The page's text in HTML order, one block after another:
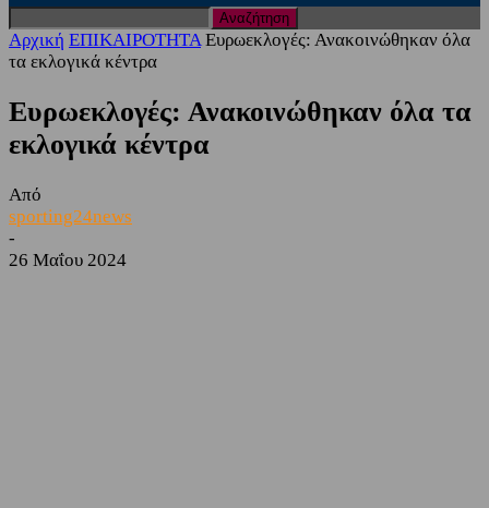
Αρχική ΕΠΙΚΑΙΡΟΤΗΤΑ Ευρωεκλογές: Ανακοινώθηκαν όλα
τα εκλογικά κέντρα
Ευρωεκλογές: Ανακοινώθηκαν όλα τα
εκλογικά κέντρα
Από
sporting24news
-
26 Μαΐου 2024